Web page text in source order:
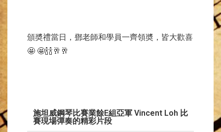
頒奬禮當日，鄧老師和學員一齊領奬，皆大歡喜
🤩 🤩🍾🍾🥂🥂
施坦威鋼琴比賽業餘E組亞軍 Vincent Loh 比
賽現場彈奏的精彩片段